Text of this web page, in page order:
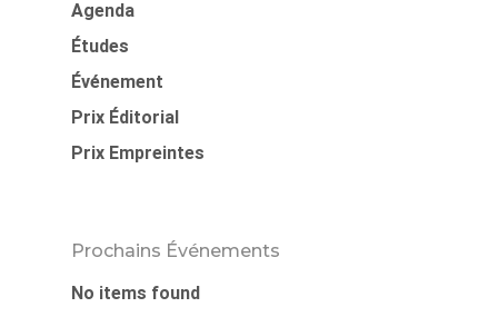
Agenda
Études
Événement
Prix Éditorial
Prix Empreintes
Prochains Événements
No items found